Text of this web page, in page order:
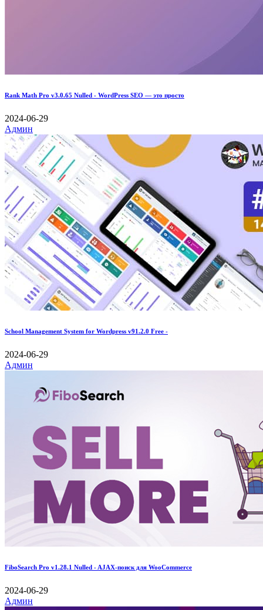
Rank Math Pro v3.0.65 Nulled - WordPress SEO — это просто
2024-06-29
Админ
School Management System for Wordpress v91.2.0 Free -
2024-06-29
Админ
FiboSearch Pro v1.28.1 Nulled - AJAX-поиск для WooCommerce
2024-06-29
Админ